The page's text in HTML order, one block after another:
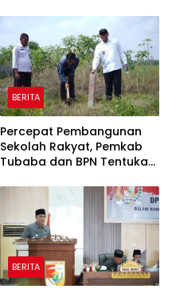
BERITA
Percepat Pembangunan
Sekolah Rakyat, Pemkab
Tubaba dan BPN Tentukan
BERITA